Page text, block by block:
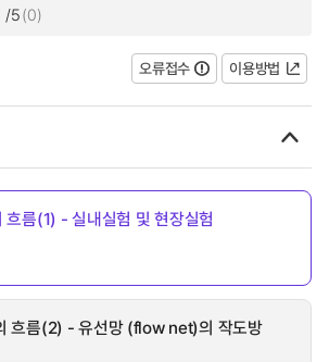
/5(0)
오류접수 이용방법
흐름(1) - 실내실험 및 현장실험
흐름(2) - 유선망 (flow net)의 작도방